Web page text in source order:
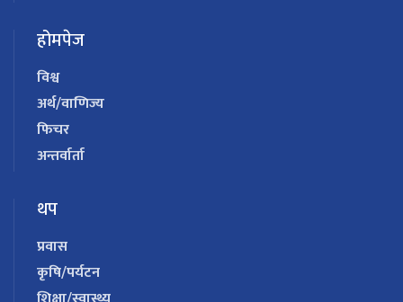
होमपेज
विश्व
अर्थ/वाणिज्य
फिचर
अन्तर्वार्ता
थप
प्रवास
कृषि/पर्यटन